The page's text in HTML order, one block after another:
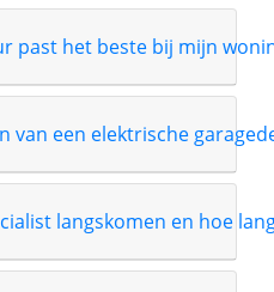
past het beste bij mijn
van een elektrische
langskomen en hoe